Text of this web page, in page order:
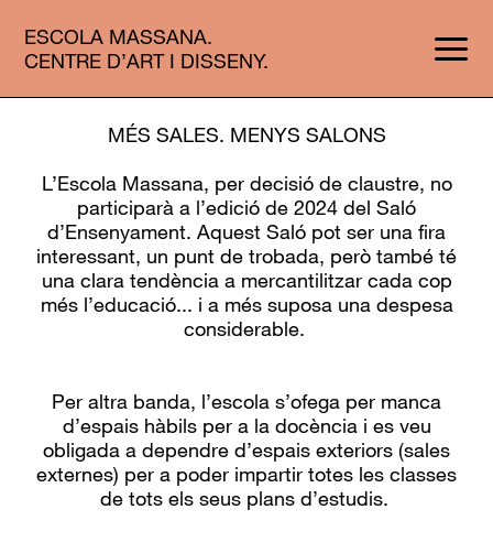
ESCOLA MASSANA.
CENTRE D’ART I DISSENY.
MÉS SALES. MENYS SALONS
L’Escola Massana, per decisió de claustre, no
participarà a l’edició de 2024 del Saló
d’Ensenyament. Aquest Saló pot ser una fira
interessant, un punt de trobada, però també té
una clara tendència a mercantilitzar cada cop
més l’educació... i a més suposa una despesa
considerable.
Per altra banda, l’escola s’ofega per manca
d’espaishàbils per a la docènciai es veu
obligada a dependre d’espais exteriors (sales
externes) per a poder impartir totes les classes
de tots els seus plans d’estudis.